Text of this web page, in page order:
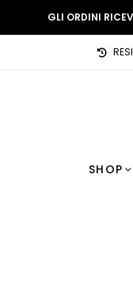
GLI ORDINI
SHOP